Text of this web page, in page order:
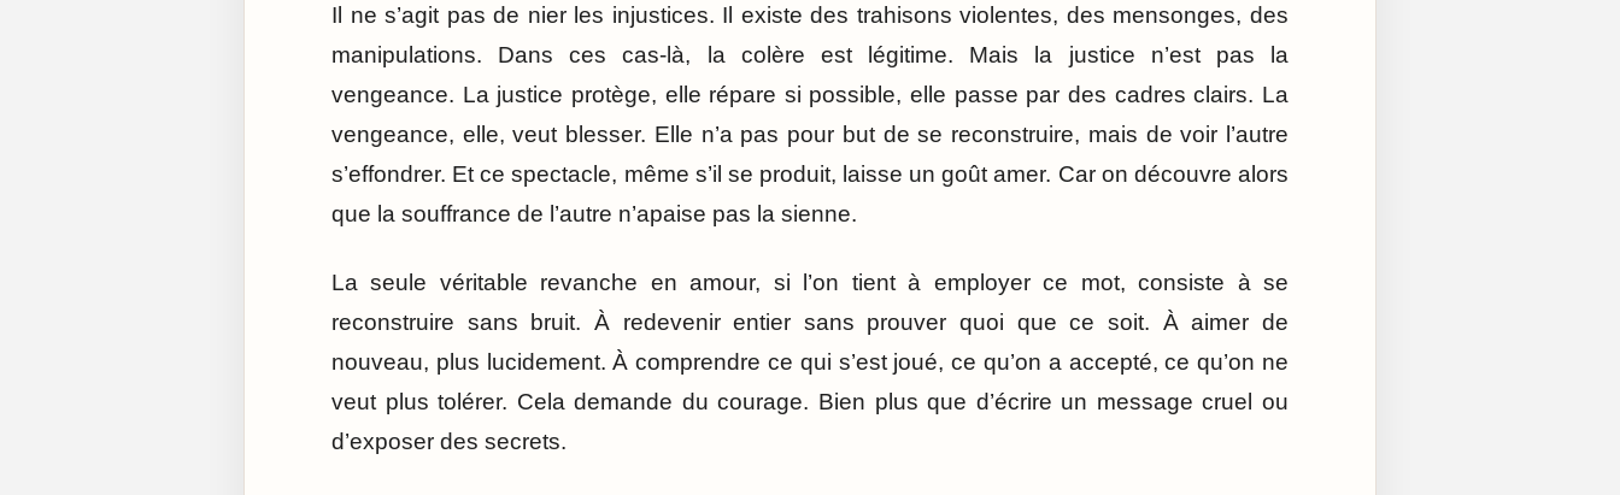
Il ne s’agit pas de nier les injustices. Il existe des trahisons violentes, des mensonges, des
manipulations. Dans ces cas-là, la colère est légitime. Mais la justice n’est pas la
vengeance. La justice protège, elle répare si possible, elle passe par des cadres clairs. La
vengeance, elle, veut blesser. Elle n’a pas pour but de se reconstruire, mais de voir l’autre
s’effondrer. Et ce spectacle, même s’il se produit, laisse un goût amer. Car on découvre alors
que la souffrance de l’autre n’apaise pas la sienne.
La seule véritable revanche en amour, si l’on tient à employer ce mot, consiste à se
reconstruire sans bruit. À redevenir entier sans prouver quoi que ce soit. À aimer de
nouveau, plus lucidement. À comprendre ce qui s’est joué, ce qu’on a accepté, ce qu’on ne
veut plus tolérer. Cela demande du courage. Bien plus que d’écrire un message cruel ou
d’exposer des secrets.